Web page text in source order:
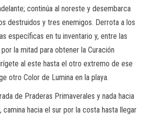
continúa al noreste y desembarca
destruidos y tres enemigos. Derrota a los
específicas en tu inventario y, entre las
la mitad para obtener la Curación
al este hasta el otro extremo de ese
otro Color de Lumina en la playa.
de Praderas Primaverales y nada hacia
camina hacia el sur por la costa hasta llegar